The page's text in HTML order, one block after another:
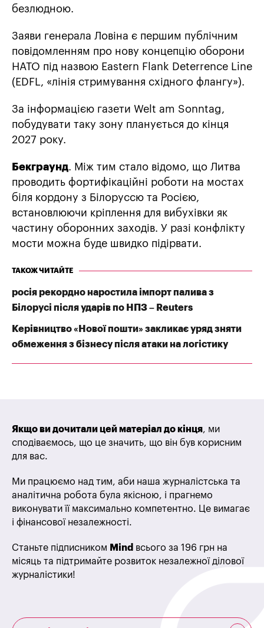
безлюдною.
Заяви генерала Ловіна є першим публічним
повідомленням про нову концепцію оборони
НАТО під назвою Eastern Flank Deterrence Line
(EDFL, «лінія стримування східного флангу»).
За інформацією газети Welt am Sonntag,
побудувати таку зону планується до кінця
2027 року.
Бекграунд. Між тим стало відомо, що Литва
проводить фортифікаційні роботи на мостах
біля кордону з Білоруссю та Росією,
встановлюючи кріплення для вибухівки як
частину оборонних заходів. У разі конфлікту
мости можна буде швидко підірвати.
ТАКОЖ ЧИТАЙТЕ
росія рекордно наростила імпорт палива з
Білорусі після ударів по НПЗ – Reuters
Керівництво «Нової пошти» закликає уряд зняти
обмеження з бізнесу після атаки на логістику
Якщо ви дочитали цей матеріал до кінця, ми
сподіваємось, що це значить, що він був корисним
для вас.
Ми працюємо над тим, аби наша журналістська та
аналітична робота була якісною, і прагнемо
виконувати її максимально компетентно. Це вимагає
і фінансової незалежності.
Станьте підписником Mind всього за 196 грн на
місяць та підтримайте розвиток незалежної ділової
журналістики!